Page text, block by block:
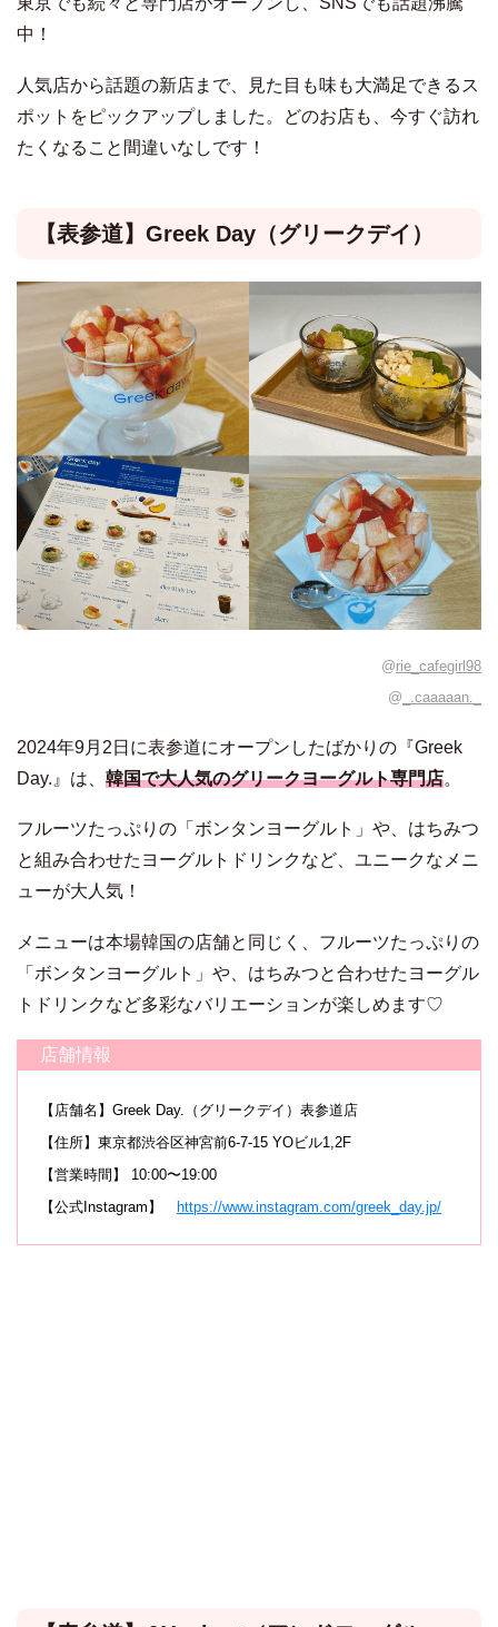
中！
人気店から話題の新店まで、見た目も味も大満足できるス
ポットをピックアップしました。どのお店も、今すぐ訪れ
たくなること間違いなしです！
【表参道】 Greek Day（グリークデイ）
@rie_cafegirl98
@ _.caaaaan._
2024年9月2日に表参道にオープンしたばかりの『Greek
Day.』は、 韓国で大人気のグリークヨーグルト専門店。
フルーツたっぷりの「ボンタンヨーグルト」や、はちみつ
と組み合わせたヨーグルトドリンクなど、ユニークなメニ
ューが大人気！
メニューは本場韓国の店舗と同じく、フルーツたっぷりの
「ボンタンヨーグルト」や、はちみつと合わせたヨーグル
トドリンクなど多彩なバリエーションが楽しめます♡
店舗情報
【店舗名】Greek Day.（グリークデイ）表参道店
【住所】東京都渋谷区神宮前6-7-15 YOビル1,2F
【営業時間】 10:00〜19:00
【公式Instagram】
https://www.instagram.com/greek_day.jp/